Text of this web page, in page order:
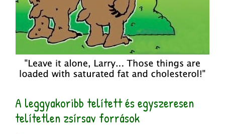
A leggyakoribb telített és egyszeresen
telítetlen zsírsav források